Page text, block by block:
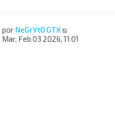
por NeGrYt0 GTX
Mar, Feb 03 2026, 11:01